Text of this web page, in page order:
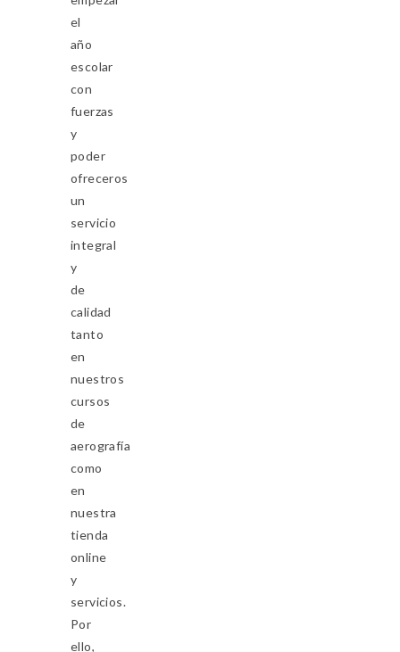
el
año
escolar
con
fuerzas
y
poder
ofreceros
un
servicio
integral
y
de
calidad
tanto
en
nuestros
cursos
de
aerografía
como
en
nuestra
tienda
online
y
servicios.
Por
ello,